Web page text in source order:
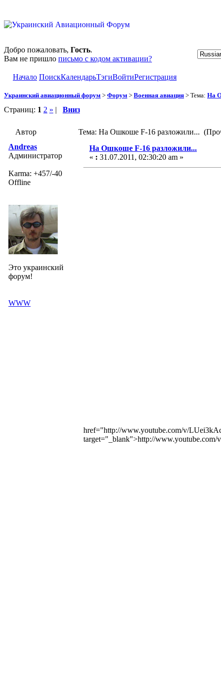
Добро пожаловать, Гость.
Вам не пришло письмо с кодом активации?
Начало ПоискКалендарьТэгиВойтиРегистрация
Украинский авиационный форум > Форум > Военная авиация > Тема: На
Страниц: 1 2 » | Вниз
Автор
Тема: На Ошкоше F-16 разложили...
Andreas
Администратор
Karma: +457/-40
Offline
Это украинский
форум!
WWW
На Ошкоше F-16 разложили...
« : 31.07.2011, 02:30:20 am »
href="http://www.youtube.com/v/
target="_blank">http://